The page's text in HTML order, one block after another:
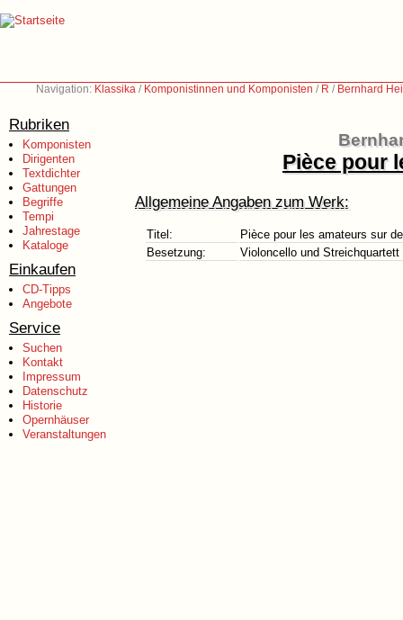
Navigation: Klassika / Komponistinnen und Komponisten / R / Bernhard
Rubriken
Komponisten
Dirigenten
Textdichter
Gattungen
Begriffe
Tempi
Jahrestage
Kataloge
Einkaufen
CD-Tipps
Angebote
Service
Suchen
Kontakt
Impressum
Datenschutz
Historie
Opernhäuser
Veranstaltungen
Pièce pour
Allgemeine Angaben zum Werk:
Titel:
Pièce pour les amateurs sur
Besetzung:
Violoncello und Streichquartett